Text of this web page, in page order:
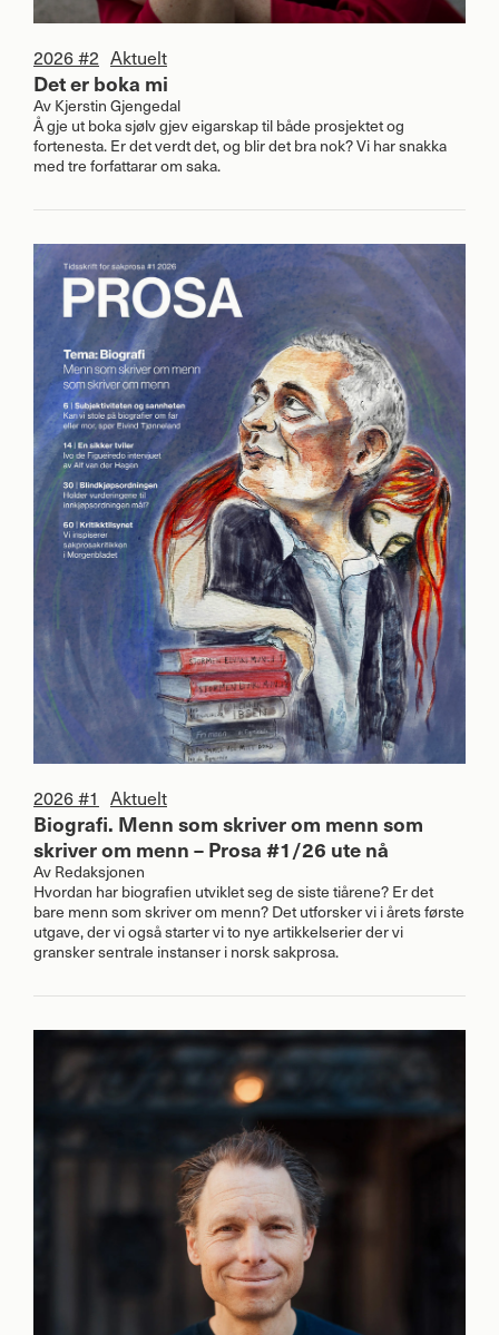
2026 #2 Aktuelt
Det er boka mi
Av Kjerstin Gjengedal
Å gje ut boka sjølv gjev eigarskap til både prosjektet og
fortenesta. Er det verdt det, og blir det bra nok? Vi har snakka
med tre forfattarar om saka.
2026 #1 Aktuelt
Biografi. Menn som skriver om menn som
skriver om menn – Prosa #1/26 ute nå
Av Redaksjonen
Hvordan har biografien utviklet seg de siste tiårene? Er det
bare menn som skriver om menn? Det utforsker vi i årets første
utgave, der vi også starter vi to nye artikkelserier der vi
gransker sentrale instanser i norsk sakprosa.